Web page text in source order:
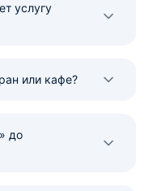
услугу
или кафе?
до